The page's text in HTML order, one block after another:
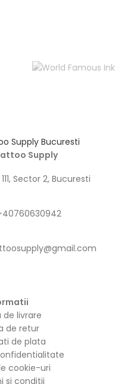
Supply
Sector 2, Bucuresti
de livrare
de retur
de plata
cookie-uri
si conditii